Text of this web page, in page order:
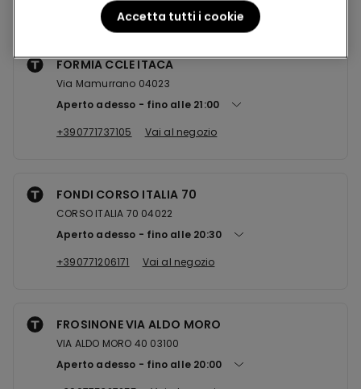
FORMIA CCLE ITACA
Via Mamurrano 04023
Aperto adesso
fino alle 21:00
+390771737105
Vai al negozio
FONDI CORSO ITALIA 70
CORSO ITALIA 70 04022
Aperto adesso
fino alle 20:30
+390771206171
Vai al negozio
FROSINONE VIA ALDO MORO
VIA ALDO MORO 40 03100
Aperto adesso
fino alle 20:00
Accetta tutti i cookie